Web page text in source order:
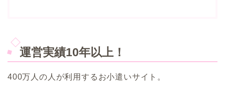
運営実績10年以上！
400万人の人が利用するお小遣いサイト。